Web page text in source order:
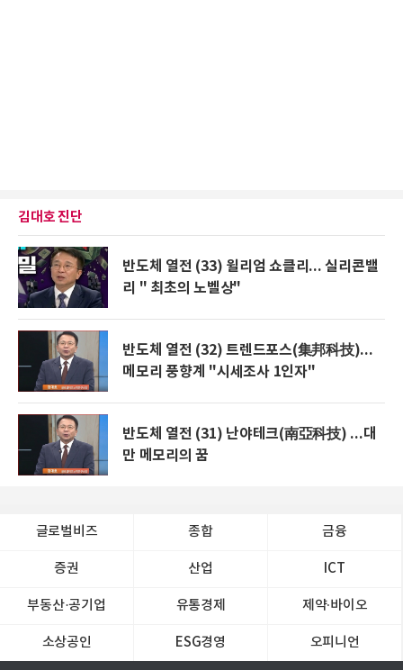
김대호 진단
반도체 열전 (33) 윌리엄 쇼클리... 실리콘밸
리 " 최초의 노벨상"
반도체 열전 (32) 트렌드포스(集邦科技)...
메모리 풍향계 "시세조사 1인자"
반도체 열전 (31) 난야테크(南亞科技) ...대
만 메모리의 꿈
글로벌비즈 종합 금융
증권 산업 ICT
부동산·공기업 유통경제 제약∙바이오
소상공인 ESG경영 오피니언